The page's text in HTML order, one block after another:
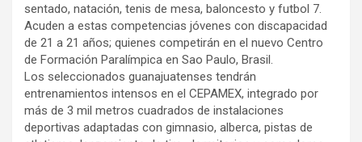
sentado, natación, tenis de mesa, baloncesto y futbol 7.
Acuden a estas competencias jóvenes con discapacidad
de 21 a 21 años; quienes competirán en el nuevo Centro
de Formación Paralímpica en Sao Paulo, Brasil.
Los seleccionados guanajuatenses tendrán
entrenamientos intensos en el CEPAMEX, integrado por
más de 3 mil metros cuadrados de instalaciones
deportivas adaptadas con gimnasio, alberca, pistas de